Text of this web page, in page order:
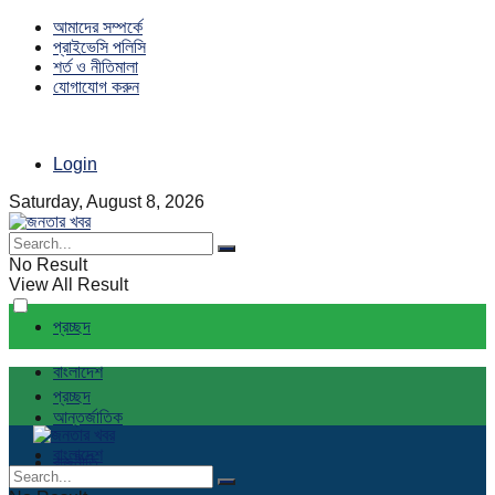
আমাদের সম্পর্কে
প্রাইভেসি পলিসি
শর্ত ও নীতিমালা
যোগাযোগ করুন
Login
Saturday, August 8, 2026
No Result
View All Result
প্রচ্ছদ
বাংলাদেশ
আন্তর্জাতিক
রাজনীতি
প্রচ্ছদ
বাংলাদেশ